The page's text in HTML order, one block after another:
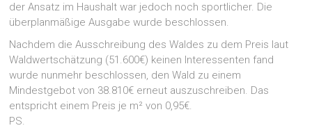
der Ansatz im Haushalt war jedoch noch sportlicher. Die
überplanmäßige Ausgabe wurde beschlossen.
Nachdem die Ausschreibung des Waldes zu dem Preis laut
Waldwertschätzung (51.600€) keinen Interessenten fand
wurde nunmehr beschlossen, den Wald zu einem
Mindestgebot von 38.810€ erneut auszuschreiben. Das
entspricht einem Preis je m² von 0,95€.
PS.